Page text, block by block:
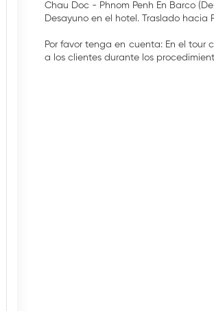
Chau Doc - Phnom Penh En Barco
Desayuno en el hotel. Traslado hacia
Por favor tenga en cuenta: En el tour
a los clientes durante los